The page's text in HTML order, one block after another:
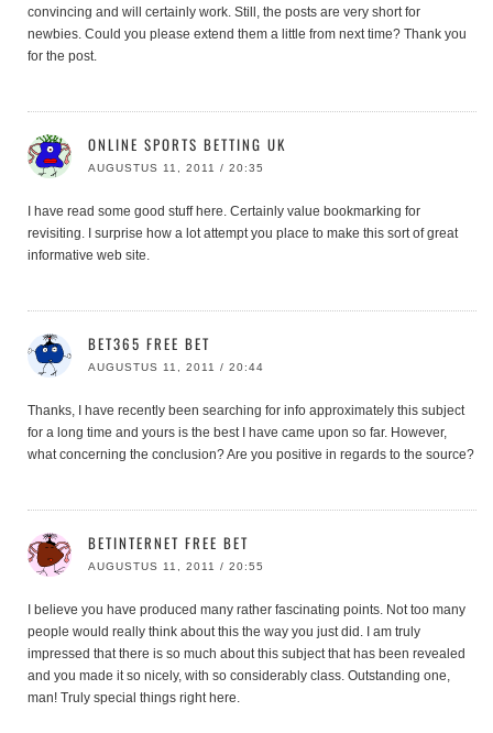
convincing and will certainly work. Still, the posts are very short for
newbies. Could you please extend them a little from next time? Thank you
for the post.
ONLINE SPORTS BETTING UK
AUGUSTUS 11, 2011 / 20:35
I have read some good stuff here. Certainly value bookmarking for
revisiting. I surprise how a lot attempt you place to make this sort of great
informative web site.
BET365 FREE BET
AUGUSTUS 11, 2011 / 20:44
Thanks, I have recently been searching for info approximately this subject
for a long time and yours is the best I have came upon so far. However,
what concerning the conclusion? Are you positive in regards to the source?
BETINTERNET FREE BET
AUGUSTUS 11, 2011 / 20:55
I believe you have produced many rather fascinating points. Not too many
people would really think about this the way you just did. I am truly
impressed that there is so much about this subject that has been revealed
and you made it so nicely, with so considerably class. Outstanding one,
man! Truly special things right here.